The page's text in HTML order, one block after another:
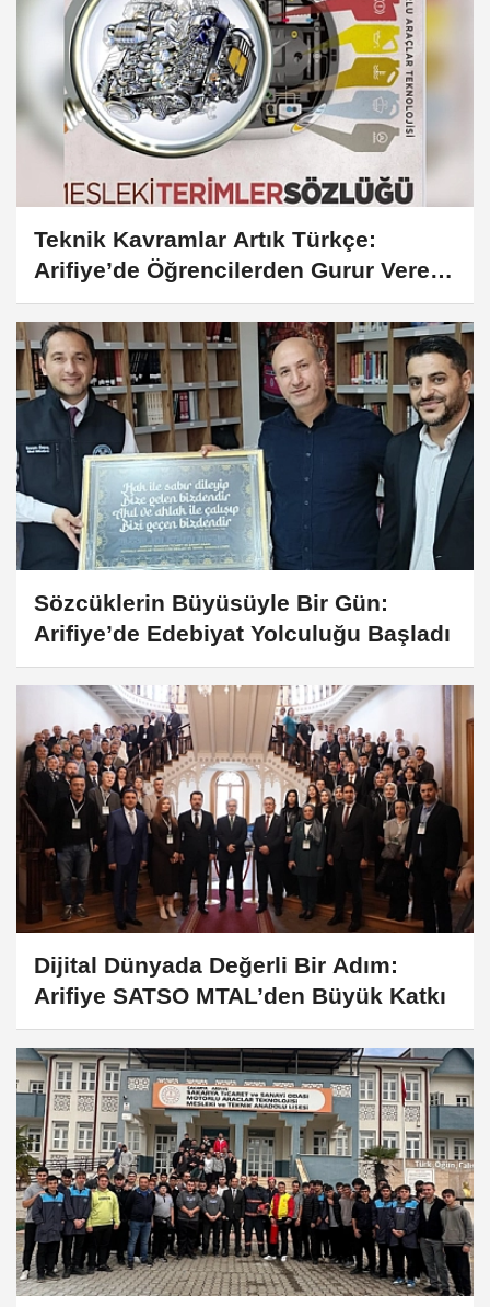
Teknik Kavramlar Artık Türkçe:
Arifiye’de Öğrencilerden Gurur Veren
Sözlük
Sözcüklerin Büyüsüyle Bir Gün:
Arifiye’de Edebiyat Yolculuğu Başladı
Dijital Dünyada Değerli Bir Adım:
Arifiye SATSO MTAL’den Büyük Katkı